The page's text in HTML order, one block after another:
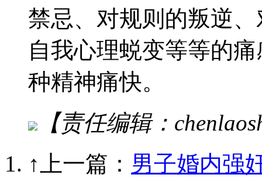
禁忌、对规则的叛逆
自我心理蜕变等等的
种精神痛快。
【责任编辑：
↑上一篇： 男子婚内强